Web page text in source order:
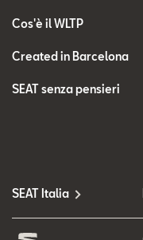
Cos'è il WLTP
Created in Barcelona
SEAT senza pensieri
SEAT Italia